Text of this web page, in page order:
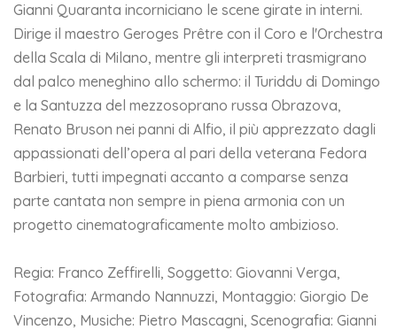
Gianni Quaranta incorniciano le scene girate in interni.
Dirige il maestro Geroges Prêtre con il Coro e l'Orchestra
della Scala di Milano, mentre gli interpreti trasmigrano
dal palco meneghino allo schermo: il Turiddu di Domingo
e la Santuzza del mezzosoprano russa Obrazova,
Renato Bruson nei panni di Alfio, il più apprezzato dagli
appassionati dell’opera al pari della veterana Fedora
Barbieri, tutti impegnati accanto a comparse senza
parte cantata non sempre in piena armonia con un
progetto cinematograficamente molto ambizioso.
Regia: Franco Zeffirelli, Soggetto: Giovanni Verga,
Fotografia: Armando Nannuzzi, Montaggio: Giorgio De
Vincenzo, Musiche: Pietro Mascagni, Scenografia: Gianni